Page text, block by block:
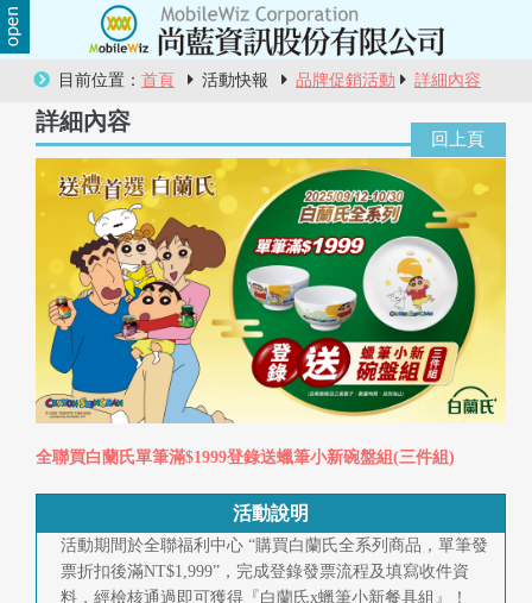
目前位置： 首頁 活動快報 品牌促銷活動 詳細內容
詳細內容
全聯買白蘭氏單筆滿$1999登錄送蠟筆小新碗盤組(三件組)
活動說明
活動期間於全聯福利中心 “購買白蘭氏全系列商品，單筆發
票折扣後滿NT$1,999”，完成登錄發票流程及填寫收件資
料，經檢核通過即可獲得『白蘭氏x蠟筆小新餐具組』！